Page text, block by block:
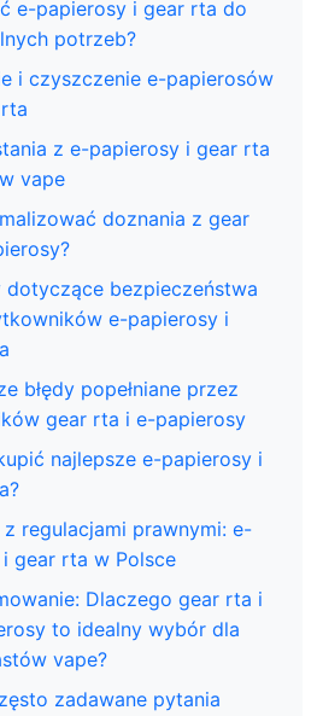
e-papierosy i gear rta do
potrzeb?
i czyszczenie e-papierosów
z e-papierosy i gear rta
vape
doznania z gear
dotyczące bezpieczeństwa
e-papierosy i
błędy popełniane przez
gear rta i e-papierosy
najlepsze e-papierosy i
regulacjami prawnymi: e-
gear rta w Polsce
Dlaczego gear rta i
to idealny wybór dla
vape?
zadawane pytania